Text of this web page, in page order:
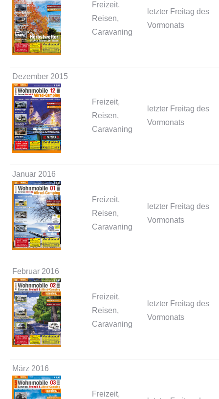
Freizeit,
Reisen,
Caravaning
letzter Freitag des
Vormonats
Dezember 2015
Freizeit,
Reisen,
Caravaning
letzter Freitag des
Vormonats
Januar 2016
Freizeit,
Reisen,
Caravaning
letzter Freitag des
Vormonats
Februar 2016
Freizeit,
Reisen,
Caravaning
letzter Freitag des
Vormonats
März 2016
Freizeit,